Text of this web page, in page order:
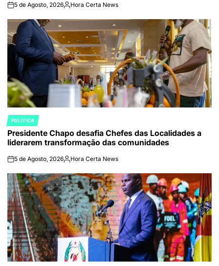
on5 de Agosto, 2026Publicado
Hora Certa News
POSTED
IN
POLÍTICA
Presidente Chapo desafia Chefes das Localidades a
liderarem transformação das comunidades
on5 de Agosto, 2026Publicado
Hora Certa News